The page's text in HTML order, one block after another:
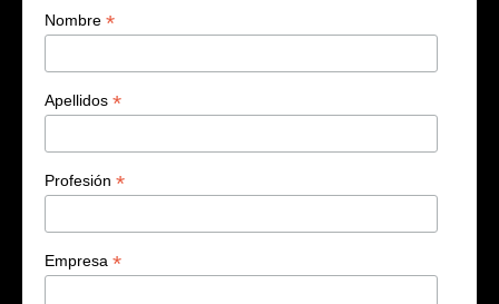
Nombre *
Apellidos *
Profesión *
Empresa *